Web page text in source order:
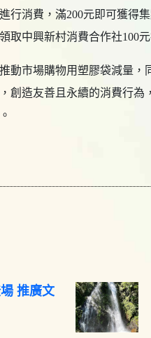
行消費，滿200元即可獲得
中興新村消費合作社100元
動市場購物用塑膠袋減量
創造友善且永續的消費行
推廣文